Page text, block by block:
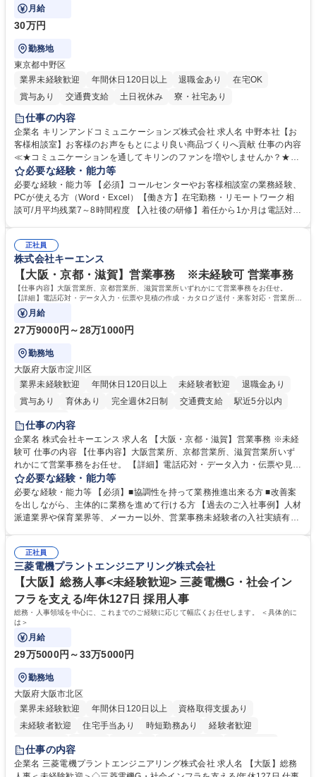
月給
30万円
勤務地
東京都中野区
業界未経験歓迎
年間休日120日以上 退職金あり
在宅OK
賞与あり
交通費支給 土日祝休み 寮・社宅あり
仕事の内容
企業名 キリンアンドコミュニケーションズ株式会社 求人名 中野本社【お
客様相談室】お客様のお声をもとにより良い商品づくりへ貢献 仕事の内容
≪★コミュニケーションを通してキリンのファンを増やしませんか？★≫
お客様のお声をより良い商品づくりに活かしていく上で、窓口となるお客
様相談室でのお仕事です。 日々お客様からいただくキリングループへのご
意見を、企業活動に活かしています。お客様からの声に迅速かつ誠意をも
って対応、情報提供するとともにグループ内活動に反映しています。 【具
平均100件前後■メール・手紙：同上40件前後 募集職種 中野本社【お客様
相談室】お客様のお声をもとにより良い商品づくりへ貢献
必要な経験・能力等
必要な経験・能力等 【必須】コールセンターやお客様相談室の業務経験、
PCが使える方（Word・Excel）【働き方】在宅勤務・リモートワーク相
談可/月平均残業7～8時間程度 【入社後の研修】着任から1か月は電話対応
すのでご安心ください。 【当社について】キリングループの広報機能を担
う会社として、お客様との出会いを大切にし、磨き上げたホスピタリティ
を込めてコミュニケーションをとりながら広報関連業務を行っておりま
す。 学歴・資格 学歴：大学院 大学 高専 短大 専修学校 高校 語学力： 資
格：
正社員
株式会社キーエンス
【大阪・京都・滋賀】営業事務 ※未経験可 営業事務
【仕事内容】大阪営業所、京都営業所、滋賀営業所いずれかにて営業事務をお任せ。
【詳細】電話応対・データ入力・伝票や見積の作成・カタログ送付・来客対応・営業所内
で発生する事務業務や業務改善をお任せ。
月給
27万9000円～28万1000円
勤務地
大阪府大阪市淀川区
業界未経験歓迎
年間休日120日以上 未経験者歓迎
退職金あり
賞与あり
育休あり 完全週休2日制 交通費支給
駅近5分以内
土日祝休み
仕事の内容
企業名 株式会社キーエンス 求人名 【大阪・京都・滋賀】営業事務 ※未経
験可 仕事の内容 【仕事内容】大阪営業所、京都営業所、滋賀営業所いず
れかにて営業事務をお任せ。 【詳細】電話応対・データ入力・伝票や見積
の作成・カタログ送付・来客対応・営業所内で発生する事務業務や業務改
善をお任せ。 【教育制度】ご入社後、育成担当とペアになりながらOJTに
て業務を覚えていただくことが可能です。業務システムがきちんと構築さ
れているため、スムーズに仕事に慣れることができる環境です。また、
募集職種 【大阪・京都・滋賀】営業事務 ※未経験可
必要な経験・能力等
必要な経験・能力等 【必須】■協調性を持って業務推進出来る方 ■改善案
を出しながら、主体的に業務を進めて行ける方 【過去のご入社事例】人材
派遣業界や保育業界等、メーカー以外、営業事務未経験者の入社実績有
えて、お客様や社員の状況に合わせ、能動的なサポート、改善の動きも期
待され。組織を支えるスペシャリストとして、チームに貢献し、結果的に
社員から頼られる存在になることができます。平均19:30の退勤以降の業
務の持ち帰りも禁止されており、メリハリのある働き方となります。 学
歴・資格 学歴：大学院 大学 高専 短大 語学力： 資格：
正社員
三菱電機プラントエンジニアリング株式会社
【大阪】総務人事<未経験歓迎> 三菱電機G・社会イン
フラを支える/年休127日 採用人事
総務・人事領域を中心に、これまでのご経験に応じて幅広くお任せします。 ＜具体的に
は＞
月給
29万5000円～33万5000円
勤務地
大阪府大阪市北区
業界未経験歓迎
年間休日120日以上
資格取得支援あり
未経験者歓迎
住宅手当あり 時短勤務あり
経験者歓迎
退職金あり
駅近5分以内
土日祝休み 服装自由 寮・社宅あり 食事補助あり
仕事の内容
企業名 三菱電機プラントエンジニアリング株式会社 求人名 【大阪】総務